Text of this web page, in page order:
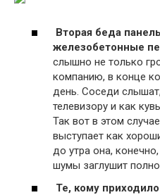
Вторая беда
железобетонные
слышно не только
компанию, в конце
день. Соседи
телевизору и как
Так вот в этом
выступает как
до утра она,
шумы заглушит
Те, кому